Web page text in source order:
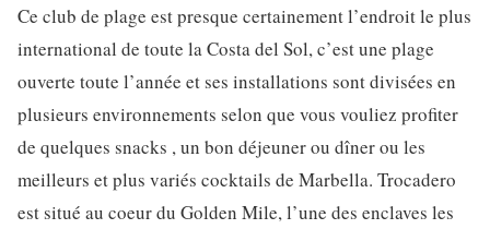
Ce club de plage est presque certainement l’endroit le plus
international de toute la Costa del Sol, c’est une plage
ouverte toute l’année et ses installations sont divisées en
plusieurs environnements selon que vous vouliez profiter
de quelques snacks , un bon déjeuner ou dîner ou les
meilleurs et plus variés cocktails de Marbella. Trocadero
est situé au coeur du Golden Mile, l’une des enclaves les